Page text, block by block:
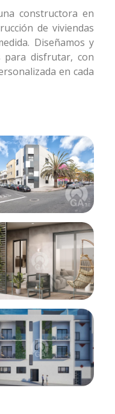
constructora en
de viviendas
Diseñamos y
para disfrutar, con
en cada